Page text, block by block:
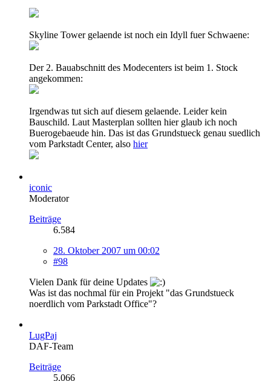
Skyline Tower gelaende ist noch ein Idyll fuer Schwaene:
Der 2. Bauabschnitt des Modecenters ist beim 1. Stock
angekommen:
Irgendwas tut sich auf diesem gelaende. Leider kein
Bauschild. Laut Masterplan sollten hier glaub ich noch
Buerogebaeude hin. Das ist das Grundstueck genau suedlich
vom Parkstadt Center, also hier
iconic
Moderator
Beiträge
6.584
28. Oktober 2007 um 00:02
#98
Vielen Dank für deine Updates
Was ist das nochmal für ein Projekt "das Grundstueck
noerdlich vom Parkstadt Office"?
LugPaj
DAF-Team
Beiträge
5.066